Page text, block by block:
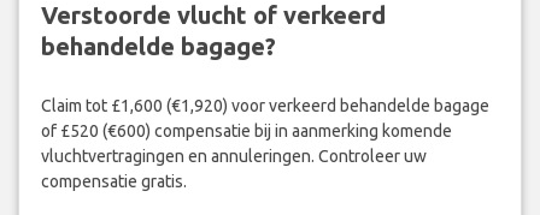
Verstoorde vlucht of verkeerd
behandelde bagage?
Claim tot £1,600 (€1,920) voor verkeerd behandelde bagage
of £520 (€600) compensatie bij in aanmerking komende
vluchtvertragingen en annuleringen. Controleer uw
compensatie gratis.